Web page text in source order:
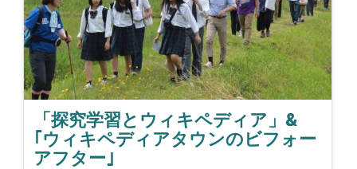
「探究学習とウィキペディア」&
｢ウィキペディアタウンのビフォー
アフター｣